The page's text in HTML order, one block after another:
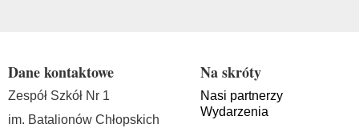
Dane kontaktowe
Zespół Szkół Nr 1
im. Batalionów Chłopskich
Na skróty
Nasi partnerzy
Wydarzenia